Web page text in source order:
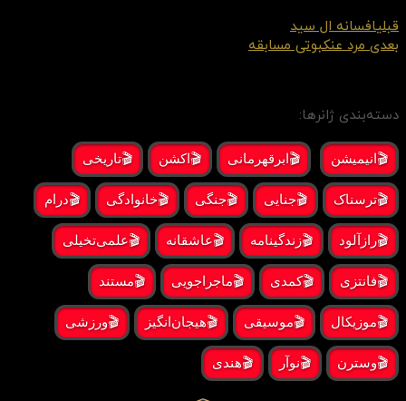
قبلیافسانه ال سید
بعدیمرد عنکبوتی مسابقه
دسته‌بندی ژانرها:
🎬انیمیشن 🎬ابرقهرمانی 🎬اکشن 🎬تاریخی
🎬ترسناک 🎬جنایی 🎬جنگی 🎬خانوادگی 🎬درام
🎬رازآلود 🎬زندگینامه 🎬عاشقانه 🎬علمی‌تخیلی
🎬فانتزی 🎬کمدی 🎬ماجراجویی 🎬مستند
🎬موزیکال 🎬موسیقی 🎬هیجان‌انگیز 🎬ورزشی
🎬وسترن 🎬نوآر 🎬هندی